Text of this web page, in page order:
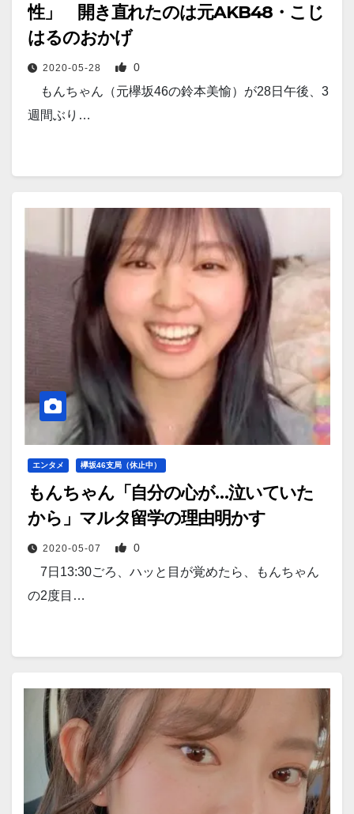
性」 開き直れたのは元AKB48・こじ
はるのおかげ
2020-05-28 0
もんちゃん（元欅坂46の鈴本美愉）が28日午後、3
週間ぶり…
エンタメ 欅坂46支局（休止中）
もんちゃん「自分の心が…泣いていた
から」マルタ留学の理由明かす
2020-05-07 0
7日13:30ごろ、ハッと目が覚めたら、もんちゃん
の2度目…